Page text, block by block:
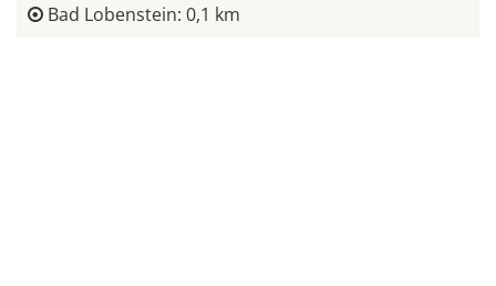
Bad Lobenstein: 0,1 km